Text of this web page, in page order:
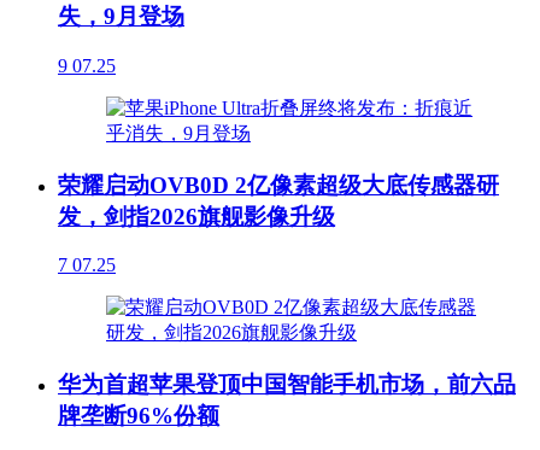
失，9月登场
9 07.25
荣耀启动OVB0D 2亿像素超级大底传感器研
发，剑指2026旗舰影像升级
7 07.25
华为首超苹果登顶中国智能手机市场，前六品
牌垄断96%份额